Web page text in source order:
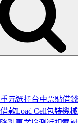
元選擇台中票貼借錢
款Load Cell包裝機械